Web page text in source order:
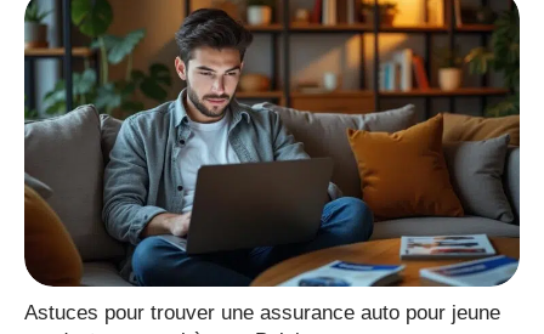
Astuces pour trouver une assurance auto pour jeune